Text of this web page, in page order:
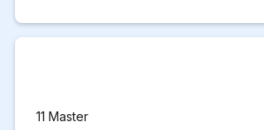
11 Master